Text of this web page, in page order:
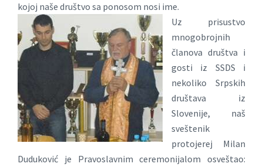
kojoj naše društvo sa ponosom nosi ime.
Uz prisustvo
mnogobrojnih
članova društva i
gosti iz SSDS i
nekoliko Srpskih
društava iz
Slovenije, naš
sveštenik
protojerej Milan
Duduković je Pravoslavnim ceremonijalom osveštao: